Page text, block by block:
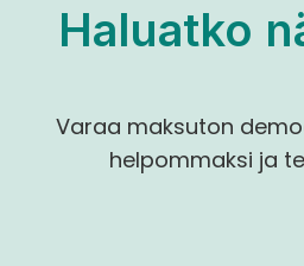
Haluatko
Varaa maksuton
helpommaksi ja